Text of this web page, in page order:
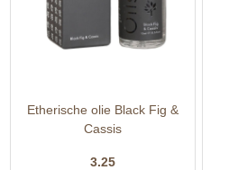
Etherische olie Black Fig &
Cassis
3.25